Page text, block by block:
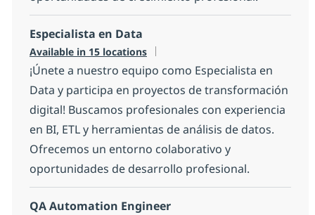
Especialista en Data
Available in 15 locations
¡Únete a nuestro equipo como Especialista en
Data y participa en proyectos de transformación
digital! Buscamos profesionales con experiencia
en BI, ETL y herramientas de análisis de datos.
Ofrecemos un entorno colaborativo y
oportunidades de desarrollo profesional.
QA Automation Engineer